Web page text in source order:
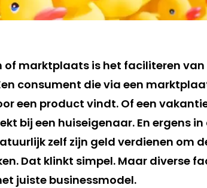
of marktplaats is het faciliteren
consument die via een
een product vindt. Of een
bij een huiseigenaar. En ergens in
zelf zijn geld verdienen om
Dat klinkt simpel. Maar diverse
juiste businessmodel.